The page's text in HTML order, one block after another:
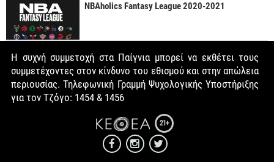
NBAholics Fantasy League 2020-2021
Η συχνή συμμετοχή στα Παίγνια μπορεί να εκθέτει τους
συμμετέχοντες στον κίνδυνο του εθισμού και στην απώλεια
περιουσίας. Τηλεφωνική Γραμμή Ψυχολογικής Υποστήριξης
για τον Τζόγο: 1454 & 1456
21+